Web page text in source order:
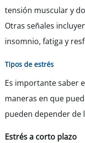
tensión muscular y
Otras señales
insomnio, fatiga y
Tipos de estrés
Es importante saber
maneras en que
pueden depender de
Estrés a corto plazo